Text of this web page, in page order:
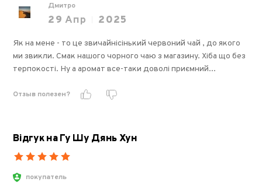
Дмитро
29 Апр 2025
Як на мене - то це звичайнісінький червоний чай , до якого
ми звикли. Смак нашого чорного чаю з магазину. Хіба що без
терпокості. Ну а аромат все-таки доволі приємний...
Отзыв полезен?
Відгук на Гу Шу Дянь Хун
покупатель